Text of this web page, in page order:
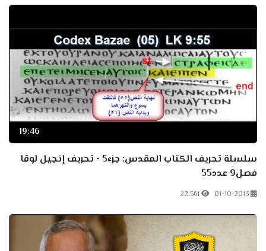
19:46
سلسلة تحريف الكتاب المقدس: جزء5 - تحريف إنجيل لوقا
فصل9 عدد55
01-10-2013
22.561